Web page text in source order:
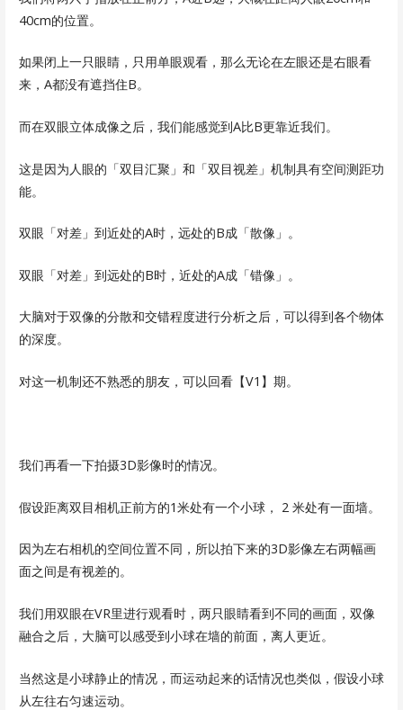
40cm的位置。
如果闭上一只眼睛，只用单眼观看，那么无论在左眼还是右眼看
来，A都没有遮挡住B。
而在双眼立体成像之后，我们能感觉到A比B更靠近我们。
这是因为人眼的「双目汇聚」和「双目视差」机制具有空间测距功
能。
双眼「对差」到近处的A时，远处的B成「散像」。
双眼「对差」到远处的B时，近处的A成「错像」。
大脑对于双像的分散和交错程度进行分析之后，可以得到各个物体
的深度。
对这一机制还不熟悉的朋友，可以回看【V1】期。
我们再看一下拍摄3D影像时的情况。
假设距离双目相机正前方的1米处有一个小球， 2 米处有一面墙。
因为左右相机的空间位置不同，所以拍下来的3D影像左右两幅画
面之间是有视差的。
我们用双眼在VR里进行观看时，两只眼睛看到不同的画面，双像
融合之后，大脑可以感受到小球在墙的前面，离人更近。
当然这是小球静止的情况，而运动起来的话情况也类似，假设小球
从左往右匀速运动。